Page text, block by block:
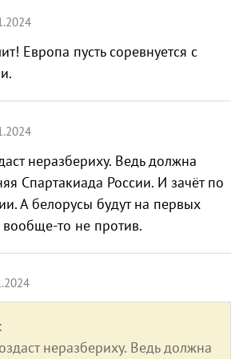
Европа пусть соревнуется с
неразбериху. Ведь должна
Спартакиада России. И зачёт по
А белорусы будут на первых
вообще-то не против.
неразбериху. Ведь должна